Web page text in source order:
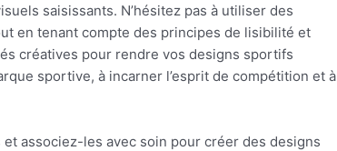
saisissants. N’hésitez pas à utiliser des
en tenant compte des principes de lisibilité et
créatives pour rendre vos designs sportifs
sportive, à incarner l’esprit de compétition et à
associez-les avec soin pour créer des designs